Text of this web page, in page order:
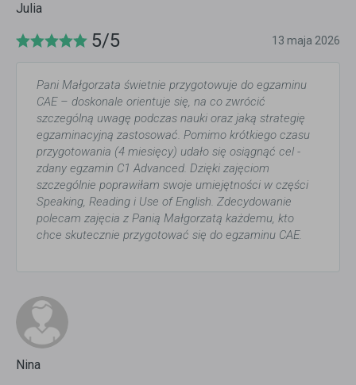
Julia
5/5 13 maja 2026
Pani Małgorzata świetnie przygotowuje do egzaminu
CAE – doskonale orientuje się, na co zwrócić
szczególną uwagę podczas nauki oraz jaką strategię
egzaminacyjną zastosować. Pomimo krótkiego czasu
przygotowania (4 miesięcy) udało się osiągnąć cel -
zdany egzamin C1 Advanced. Dzięki zajęciom
szczególnie poprawiłam swoje umiejętności w części
Speaking, Reading i Use of English. Zdecydowanie
polecam zajęcia z Panią Małgorzatą każdemu, kto
chce skutecznie przygotować się do egzaminu CAE.
Nina